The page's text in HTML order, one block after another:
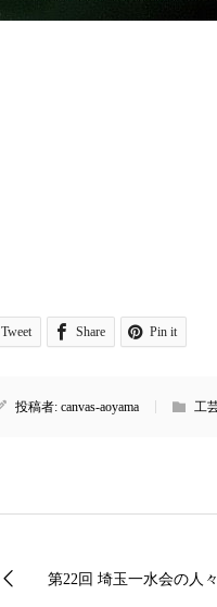
Tweet Share Pin it
投稿者: canvas-aoyama 工
第22回 埼玉一水会の人